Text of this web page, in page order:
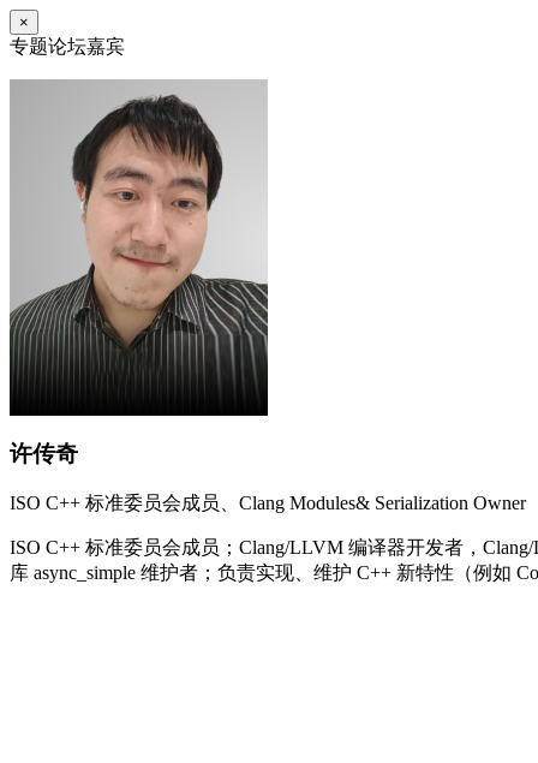
×
专题论坛嘉宾
许传奇
ISO C++ 标准委员会成员、Clang Modules& Serialization Owner
ISO C++ 标准委员会成员；Clang/LLVM 编译器开发者，
库 async_simple 维护者；负责实现、维护 C++ 新特性（例如